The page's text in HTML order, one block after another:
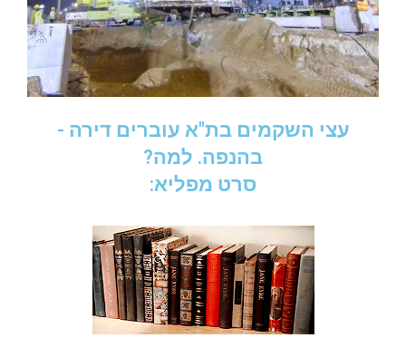
עצי השקמים בת"א עוברים דירה -
בהנפה. למה?
סרט מפליא: